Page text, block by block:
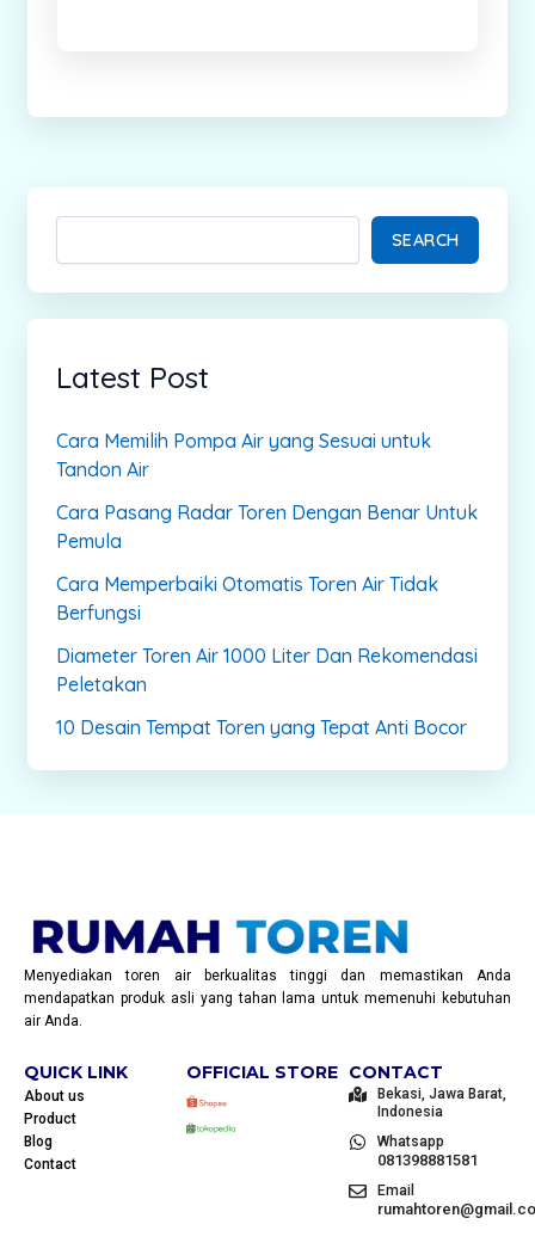
SEARCH
Latest Post
Cara Memilih Pompa Air yang Sesuai untuk
Tandon Air
Cara Pasang Radar Toren Dengan Benar Untuk
Pemula
Cara Memperbaiki Otomatis Toren Air Tidak
Berfungsi
Diameter Toren Air 1000 Liter Dan Rekomendasi
Peletakan
10 Desain Tempat Toren yang Tepat Anti Bocor
Menyediakan toren air berkualitas tinggi dan memastikan Anda
mendapatkan produk asli yang tahan lama untuk memenuhi kebutuhan
air Anda.
QUICK LINK
About us
Product
Blog
Contact
OFFICIAL STORE CONTACT
Bekasi, Jawa Barat,
Indonesia
Whatsapp
081398881581
Email